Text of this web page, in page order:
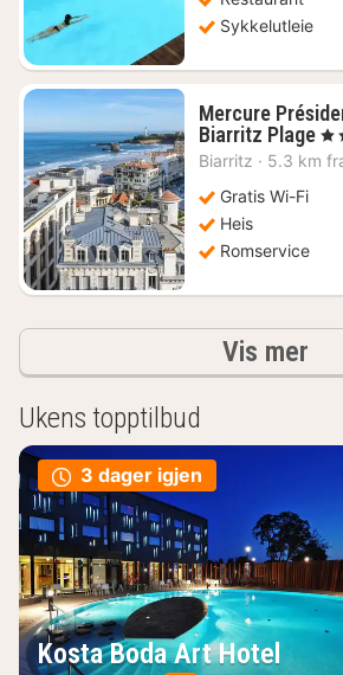
Sykkelutleie
Mercure
Biarritz Plage1
, 4
Biarritz · 5.3 km
Gratis Wi-Fi
Heis
Romservice
Vis mer
Ukens topptilbud
3 dager igjen
Kosta Boda Art Hotel